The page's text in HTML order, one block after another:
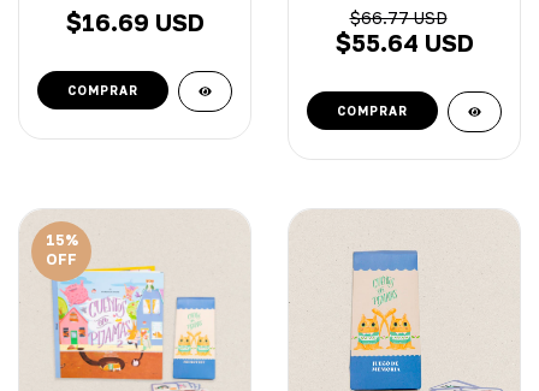
$16.69 USD
$66.77 USD
$55.64 USD
15%
OFF